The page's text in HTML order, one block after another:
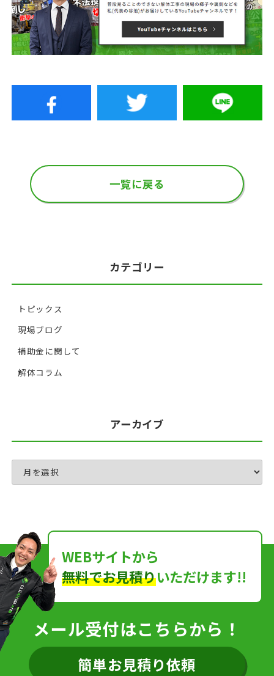
一覧に戻る
カテゴリー
トピックス
現場ブログ
補助金に関して
解体コラム
アーカイブ
WEBサイトから
無料でお見積りいただけます!!
メール受付はこちらから！
簡単お見積り依頼